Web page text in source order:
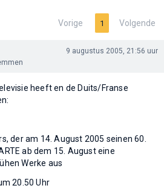
Vorige 1 Volgende
9 augustus 2005, 21:56 uur
heeft en de Duits/Franse
der am 14. August 2005 seinen 60.
ab dem 15. August eine
Werke aus
20.50 Uhr